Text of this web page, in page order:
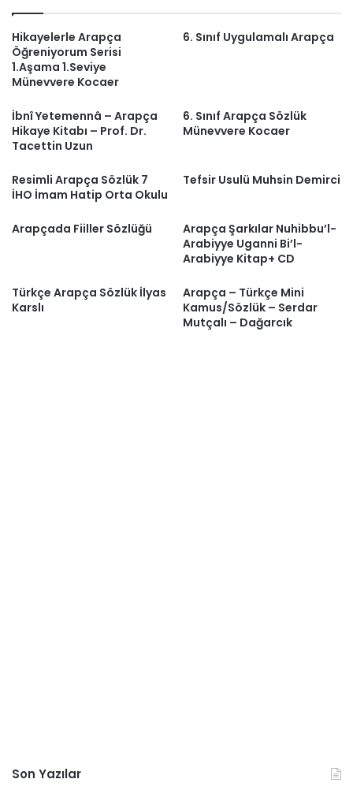
Hikayelerle Arapça
Öğreniyorum Serisi
1.Aşama 1.Seviye
Münevvere Kocaer
6. Sınıf Uygulamalı Arapça
İbnî Yetemennâ – Arapça
Hikaye Kitabı – Prof. Dr.
Tacettin Uzun
6. Sınıf Arapça Sözlük
Münevvere Kocaer
Resimli Arapça Sözlük 7
İHO İmam Hatip Orta Okulu
Tefsir Usulü Muhsin Demirci
Arapçada Fiiller Sözlüğü
Arapça Şarkılar Nuhibbu’l-
Arabiyye Uganni Bi’l-
Arabiyye Kitap+ CD
Türkçe Arapça Sözlük İlyas
Karslı
Arapça – Türkçe Mini
Kamus/Sözlük – Serdar
Mutçalı – Dağarcık
Son Yazılar